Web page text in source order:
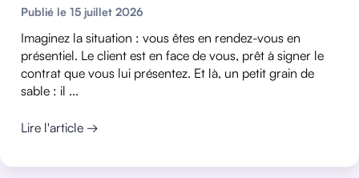
Publié le 15 juillet 2026
Imaginez la situation : vous êtes en rendez-vous en
présentiel. Le client est en face de vous, prêt à signer le
contrat que vous lui présentez. Et là, un petit grain de
sable : il ...
Lire l'article →